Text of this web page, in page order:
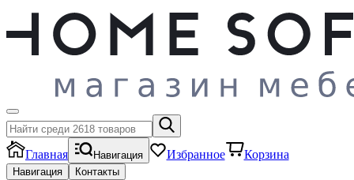
Главная Навигация Избранное Корзина
Навигация Контакты